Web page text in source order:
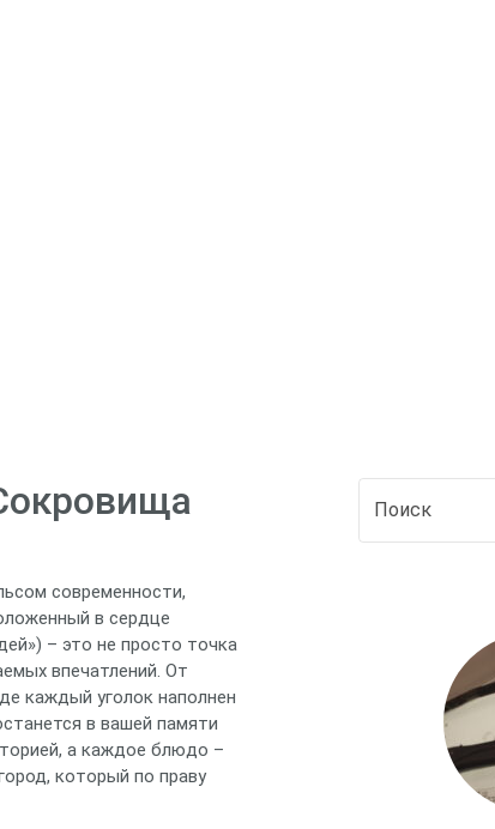
современности,
в сердце
– это не просто точка
впечатлений. От
каждый уголок наполнен
в вашей памяти
а каждое блюдо –
который по праву